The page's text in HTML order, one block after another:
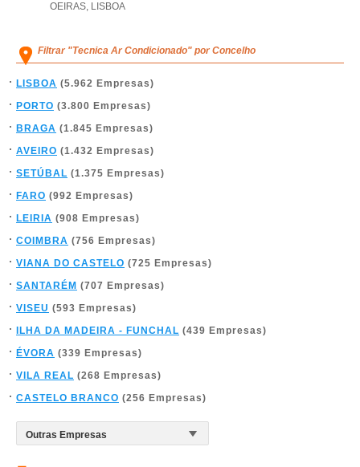
OEIRAS, LISBOA
Filtrar "Tecnica Ar Condicionado" por Concelho
LISBOA (5.962 Empresas)
PORTO (3.800 Empresas)
BRAGA (1.845 Empresas)
AVEIRO (1.432 Empresas)
SETÚBAL (1.375 Empresas)
FARO (992 Empresas)
LEIRIA (908 Empresas)
COIMBRA (756 Empresas)
VIANA DO CASTELO (725 Empresas)
SANTARÉM (707 Empresas)
VISEU (593 Empresas)
ILHA DA MADEIRA - FUNCHAL (439 Empresas)
ÉVORA (339 Empresas)
VILA REAL (268 Empresas)
CASTELO BRANCO (256 Empresas)